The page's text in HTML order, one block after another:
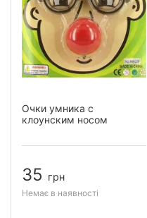
Очки умника с
клоунским носом
35 грн
Немає в наявності